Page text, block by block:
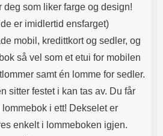
skal se på film eller bilder kan du
funksjonen: brett opp mobil-delen
og la den hvile på kredittkort-
holder lommeboken stående. Din
standcase motiv wallet holder seg
lengst hvis du lar mobilen være i
etuiet. Med en motivwallet /
designwallet får du ultimat
beskyttelse OG en elegant
telefon. Utsiden av lommebok-
deg som liker farge og design!
er imidlertid ensfarget)
mobil, kredittkort og sedler, og
så vel som et etui for mobilen
samt én lomme for sedler.
sitter festet i kan tas av. Du får
i ett! Dekselet er
enkelt i lommeboken igjen.